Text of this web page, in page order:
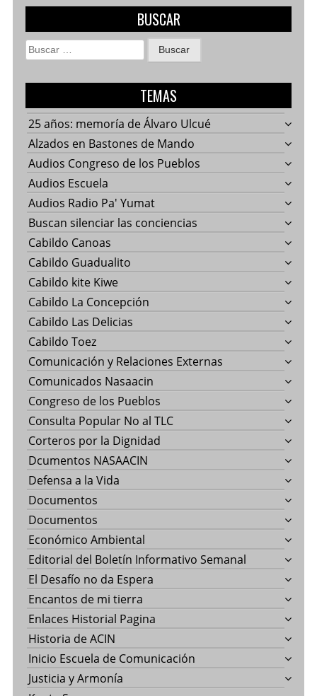
BUSCAR
Buscar:
TEMAS
25 años: memoría de Álvaro Ulcué
Alzados en Bastones de Mando
Audios Congreso de los Pueblos
Audios Escuela
Audios Radio Pa' Yumat
Buscan silenciar las conciencias
Cabildo Canoas
Cabildo Guadualito
Cabildo kite Kiwe
Cabildo La Concepción
Cabildo Las Delicias
Cabildo Toez
Comunicación y Relaciones Externas
Comunicados Nasaacin
Congreso de los Pueblos
Consulta Popular No al TLC
Corteros por la Dignidad
Dcumentos NASAACIN
Defensa a la Vida
Documentos
Documentos
Económico Ambiental
Editorial del Boletín Informativo Semanal
El Desafío no da Espera
Encantos de mi tierra
Enlaces Historial Pagina
Historia de ACIN
Inicio Escuela de Comunicación
Justicia y Armonía